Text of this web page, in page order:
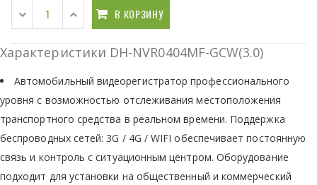
В КОРЗИНУ
Характеристики DH-NVR0404MF-GCW(3.0)
Автомобильный видеорегистратор профессионального
уровня с возможностью отслеживания местоположения
транспортного средства в реальном времени. Поддержка
беспроводных сетей: 3G / 4G / WIFI обеспечивает постоянную
связь и контроль с ситуационным центром. Оборудование
подходит для установки на общественный и коммерческий